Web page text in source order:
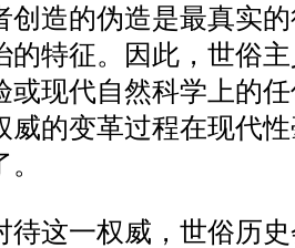
创造的伪造是最真实
的特征。因此，世俗
或现代自然科学上的
威的变革过程在现代
待这一权威，世俗历